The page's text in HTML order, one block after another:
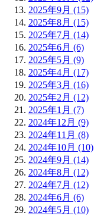
2025年9月 (15)
2025年8月 (15)
2025年7月 (14)
2025年6月 (6)
2025年5月 (9)
2025年4月 (17)
2025年3月 (16)
2025年2月 (12)
2025年1月 (7)
2024年12月 (9)
2024年11月 (8)
2024年10月 (10)
2024年9月 (14)
2024年8月 (12)
2024年7月 (12)
2024年6月 (6)
2024年5月 (10)